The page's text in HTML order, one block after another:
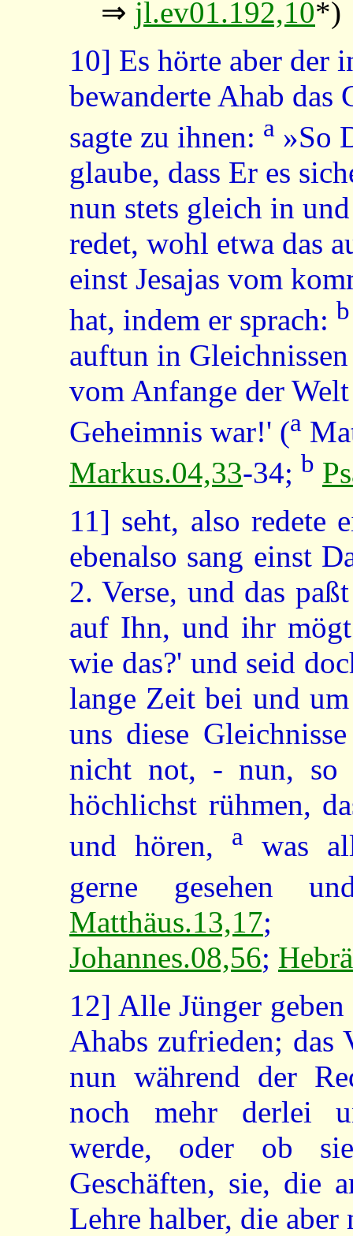
⇒ jl.ev01.192,10*)
10] Es hörte aber der
bewanderte Ahab das
sagte zu ihnen: a »So
glaube, dass Er es
nun stets gleich in
redet, wohl etwa das
einst Jesajas vom
hat, indem er sprach: b
auftun in
vom Anfange der
Geheimnis war!' (a
Markus.04,33-34; b
11] seht, also redete
ebenalso sang einst
2. Verse, und das
auf Ihn, und ihr
wie das?' und seid
lange Zeit bei und
uns diese
nicht not, - nun, so
höchlichst rühmen,
und hören,
a
was
gerne gesehen
Matthäus.13,17;
Johannes.08,56;
12] Alle Jünger
Ahabs zufrieden;
nun während der
noch mehr derlei
werde, oder ob
Geschäften, sie, die
Lehre halber, die